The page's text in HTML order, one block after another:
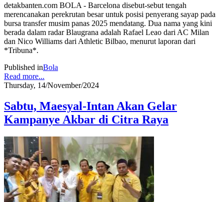
detakbanten.com BOLA - Barcelona disebut-sebut tengah
merencanakan perekrutan besar untuk posisi penyerang sayap pada
bursa transfer musim panas 2025 mendatang. Dua nama yang kini
berada dalam radar Blaugrana adalah Rafael Leao dari AC Milan
dan Nico Williams dari Athletic Bilbao, menurut laporan dari
*Tribuna*.
Published inBola
Read more...
Thursday, 14/November/2024
Sabtu, Maesyal-Intan Akan Gelar
Kampanye Akbar di Citra Raya